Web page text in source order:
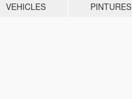
VEHICLES PINTURES